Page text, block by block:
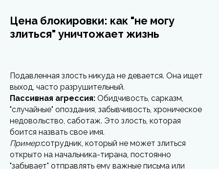
Цена блокировки: как "не могу
злиться" уничтожает жизнь
Подавленная злость никуда не девается. Она ищет
выход, часто разрушительный.
Пассивная агрессия: Обидчивость, сарказм,
"случайные" опоздания, забывчивость, хроническое
недовольство, саботаж. Это злость, которая
боится назвать свое имя.
Пример:сотрудник, который не может злиться
открыто на начальника-тирана, постоянно
"забывает" отправлять ему важные письма или